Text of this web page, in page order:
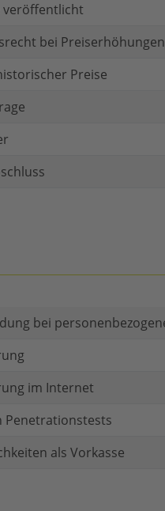
veröffentlicht
bei Preiserhöhungen
Preise
bei
im Internet
Penetrationstests
als Vorkasse